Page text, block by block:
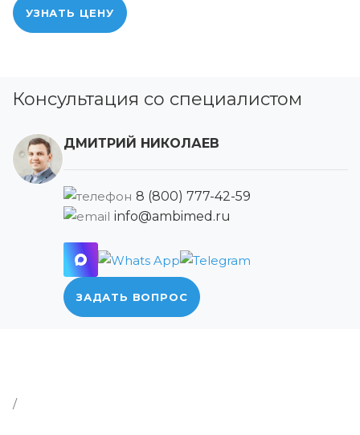
УЗНАТЬ ЦЕНУ
Консультация со специалистом
ДМИТРИЙ НИКОЛАЕВ
8 (800) 777-42-59
info@ambimed.ru
ЗАДАТЬ ВОПРОС
/